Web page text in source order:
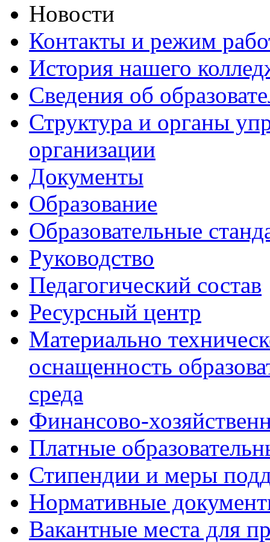
Новости
Контакты и режим
История нашего
Сведения об
Структура и органы
организации
Документы
Образование
Образовательные
Руководство
Педагогический состав
Ресурсный центр
Материально
оснащенность
среда
Финансово-
Платные
Стипендии и меры
Нормативные
Вакантные места для